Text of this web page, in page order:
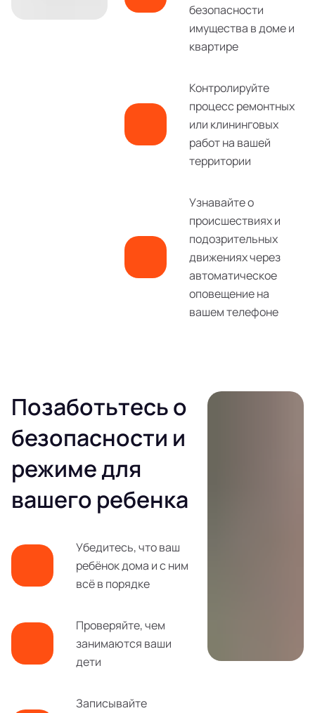
безопасности
имущества в доме и
квартире
Контролируйте
процесс ремонтных
или клининговых
работ на вашей
территории
Узнавайте о
происшествиях и
подозрительных
движениях через
автоматическое
оповещение на
вашем телефоне
Позаботьтесь о
безопасности и
режиме для
вашего ребенка
Убедитесь, что ваш
ребёнок дома и с ним
всё в порядке
Проверяйте, чем
занимаются ваши
дети
Записывайте